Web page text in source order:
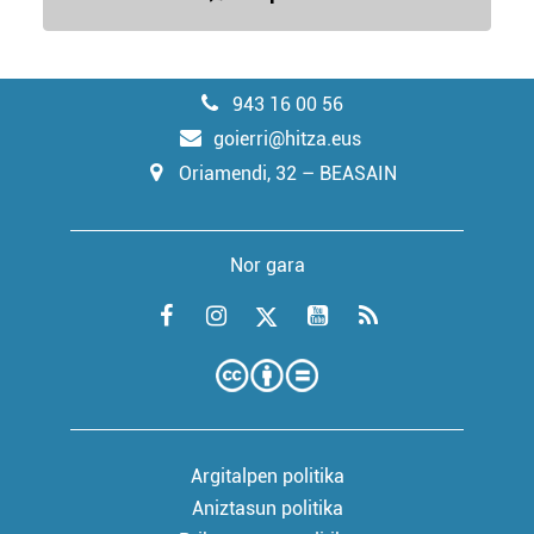
943 16 00 56
goierri@hitza.eus
Oriamendi, 32 – BEASAIN
Nor gara
Argitalpen politika
Aniztasun politika